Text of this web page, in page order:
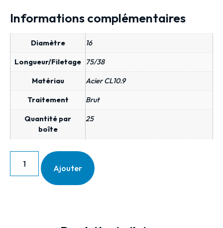
Informations complémentaires
Diamètre 16
Longueur/Filetage 75/38
Matériau Acier CL10.9
Traitement Brut
Quantité par
boîte
25
Ajouter